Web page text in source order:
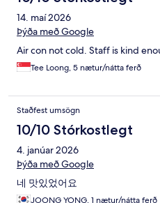
14. maí 2026
Þýða með Google
Air con not cold. Staff is kind
Tee Loong, 5 nætur/nátta ferð
Staðfest umsögn
10/10 Stórkostlegt
4. janúar 2026
Þýða með Google
네 맛있었어요
JOONG YONG, 1 nætur/nátta ferð